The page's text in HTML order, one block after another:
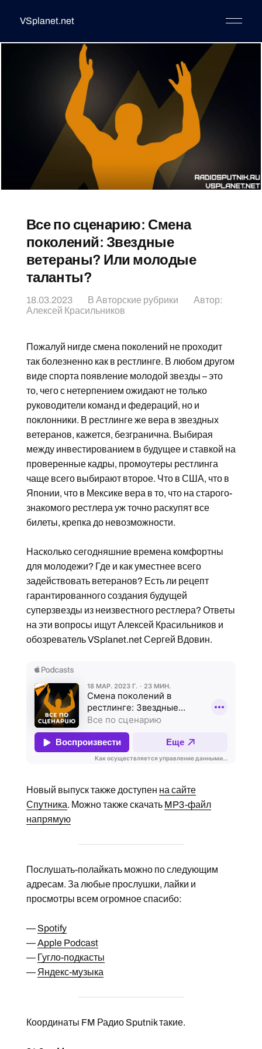
VSplanet.net
Все по сценарию: Смена
поколений: Звездные
ветераны? Или молодые
таланты?
18.03.2023 В Авторские рубрики
Автор:
Алексей Красильников
Пожалуй нигде смена поколений не проходит
так болезненно как в рестлинге. В любом другом
виде спорта появление молодой звезды – это
то, чего с нетерпением ожидают не только
руководители команд и федераций, но и
поклонники. В рестлинге же вера в звездных
ветеранов, кажется, безгранична. Выбирая
между инвестированием в будущее и ставкой на
проверенные кадры, промоутеры рестлинга
чаще всего выбирают второе. Что в США, что в
Японии, что в Мексике вера в то, что на старого-
знакомого рестлера уж точно раскупят все
билеты, крепка до невозможности.
Насколько сегодняшние времена комфортны
для молодежи? Где и как уместнее всего
задействовать ветеранов? Есть ли рецепт
гарантированного создания будущей
суперзвезды из неизвестного рестлера? Ответы
на эти вопросы ищут Алексей Красильников и
обозреватель VSplanet.net Сергей Вдовин.
Новый выпуск также доступен на сайте
Спутника. Можно также скачать MP3-файл
напрямую
Послушать-полайкать можно по следующим
адресам. За любые прослушки, лайки и
просмотры всем огромное спасибо:
— Spotify
—Apple Podcast
— Гугло-подкасты
— Яндекс-музыка
Координаты FM Радио Sputnik такие.